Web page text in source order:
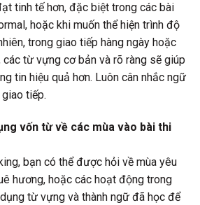
tinh tế hơn, đặc biệt trong các bài
hoặc khi muốn thể hiện trình độ
trong giao tiếp hàng ngày hoặc
từ vựng cơ bản và rõ ràng sẽ giúp
tin hiệu quả hơn. Luôn cân nhắc ngữ
tiếp.
vốn từ về các mùa vào bài thi
bạn có thể được hỏi về mùa yêu
hương, hoặc các hoạt động trong
từ vựng và thành ngữ đã học để